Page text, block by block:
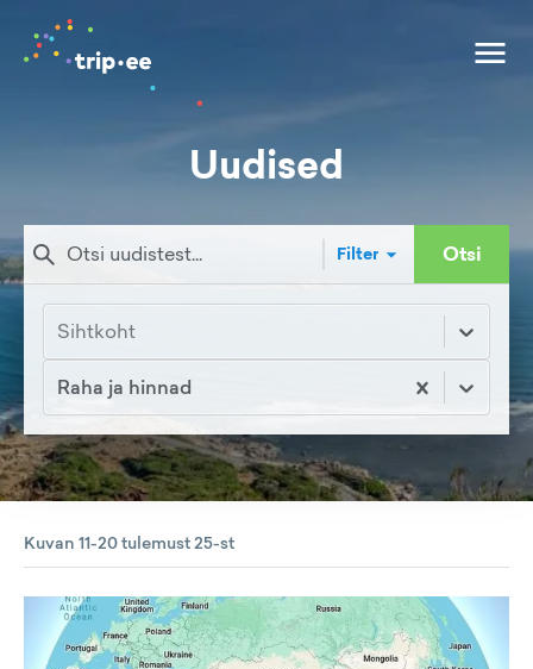
Uudised
Filter Otsi
Sihtkoht
Raha ja hinnad
Kuvan 11-20 tulemust 25-st